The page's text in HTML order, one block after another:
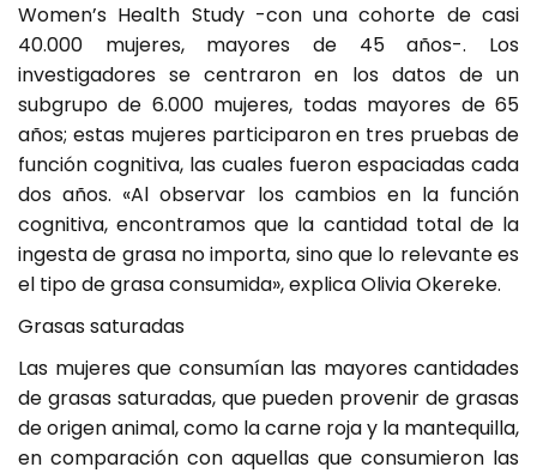
Women’s Health Study -con una cohorte de casi
40.000 mujeres, mayores de 45 años-. Los
investigadores se centraron en los datos de un
subgrupo de 6.000 mujeres, todas mayores de 65
años; estas mujeres participaron en tres pruebas de
función cognitiva, las cuales fueron espaciadas cada
dos años. «Al observar los cambios en la función
cognitiva, encontramos que la cantidad total de la
ingesta de grasa no importa, sino que lo relevante es
el tipo de grasa consumida», explica Olivia Okereke.
Grasas saturadas
Las mujeres que consumían las mayores cantidades
de grasas saturadas, que pueden provenir de grasas
de origen animal, como la carne roja y la mantequilla,
en comparación con aquellas que consumieron las